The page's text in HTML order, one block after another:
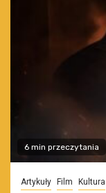
6 min przeczytania
Artykuły Film Kultura